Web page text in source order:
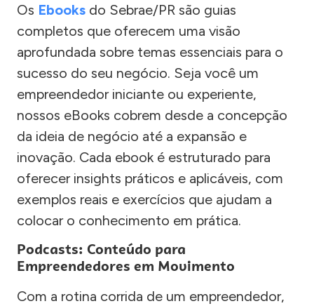
Os Ebooks do Sebrae/PR são guias
completos que oferecem uma visão
aprofundada sobre temas essenciais para o
sucesso do seu negócio. Seja você um
empreendedor iniciante ou experiente,
nossos eBooks cobrem desde a concepção
da ideia de negócio até a expansão e
inovação. Cada ebook é estruturado para
oferecer insights práticos e aplicáveis, com
exemplos reais e exercícios que ajudam a
colocar o conhecimento em prática.
Podcasts: Conteúdo para
Empreendedores em Movimento
Com a rotina corrida de um empreendedor,